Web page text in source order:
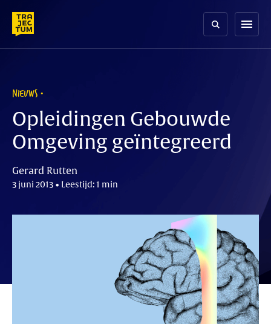
content
menu
NIEUWS
Opleidingen Gebouwde
Omgeving geïntegreerd
Gerard Rutten
3 juni 2013 • Leestijd: 1 min